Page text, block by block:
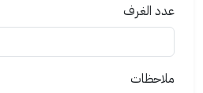
عدد الغرف
ملاحظات